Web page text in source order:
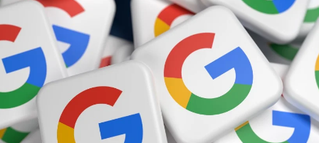
Chez Sonelo votre avis compte !
Laissez votre avis sur Google et partagez
votre expérience !
Vos avis comptent ! Chaque retour est pris
en compte et nous permet d’améliorer la